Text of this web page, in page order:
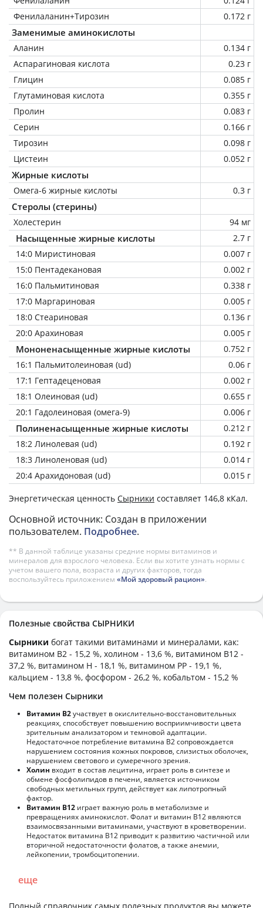
Фенилаланин+Тирозин
0.172 г
Заменимые аминокислоты
Аланин
0.134 г
Аспарагиновая кислота
0.23 г
Глицин
0.085 г
Глутаминовая кислота
0.355 г
Пролин
0.083 г
Серин
0.166 г
Тирозин
0.098 г
Цистеин
0.052 г
Жирные кислоты
Омега-6 жирные кислоты 0.3 г
Стеролы (стерины)
Холестерин 94 мг
Насыщенные жирные кислоты
2.7 г
14:0 Миристиновая
0.007 г
15:0 Пентадекановая
0.002 г
16:0 Пальмитиновая
0.338 г
17:0 Маргариновая
0.005 г
18:0 Стеариновая
0.136 г
20:0 Арахиновая
0.005 г
Мононенасыщенные жирные кислоты
0.752 г
16:1 Пальмитолеиновая (ud)
0.06 г
17:1 Гептадеценовая
0.002 г
18:1 Олеиновая (ud)
0.655 г
20:1 Гадолеиновая (омега-9)
0.006 г
Полиненасыщенные жирные кислоты
0.212 г
18:2 Линолевая (ud)
0.192 г
18:3 Линоленовая (ud)
0.014 г
20:4 Арахидоновая (ud)
0.015 г
Энергетическая ценность Сырники составляет 146,8 кКал.
Основной источник: Создан в приложении
пользователем. Подробнее.
** В данной таблице указаны средние нормы витаминов и
минералов для взрослого человека. Если вы хотите узнать нормы с
учетом вашего пола, возраста и других факторов, тогда
воспользуйтесь приложением «Мой здоровый рацион».
Полезные свойства СЫРНИКИ
Сырники богат такими витаминами и минералами, как:
витамином B2 - 15,2 %, холином - 13,6 %, витамином B12 -
37,2 %, витамином H - 18,1 %, витамином PP - 19,1 %,
кальцием - 13,8 %, фосфором - 26,2 %, кобальтом - 15,2 %
Чем полезен Сырники
Витамин В2участвует в окислительно-восстановительных
реакциях, способствует повышению восприимчивости цвета
зрительным анализатором и темновой адаптации.
Недостаточное потребление витамина В2 сопровождается
нарушением состояния кожных покровов, слизистых оболочек,
нарушением светового и сумеречного зрения.
Холин входит в состав лецитина, играет роль в синтезе и
обмене фосфолипидов в печени, является источником
свободных метильных групп, действует как липотропный
фактор.
Витамин В12 играет важную роль в метаболизме и
превращениях аминокислот. Фолат и витамин В12 являются
взаимосвязанными витаминами, участвуют в кроветворении.
Недостаток витамина В12 приводит к развитию частичной или
вторичной недостаточности фолатов, а также анемии,
лейкопении, тромбоцитопении.
еще